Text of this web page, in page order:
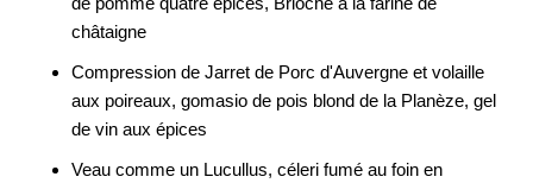
châtaigne
Compression de Jarret de Porc d'Auvergne et volaille
aux poireaux, gomasio de pois blond de la Planèze, gel
de vin aux épices
Veau comme un Lucullus, céleri fumé au foin en